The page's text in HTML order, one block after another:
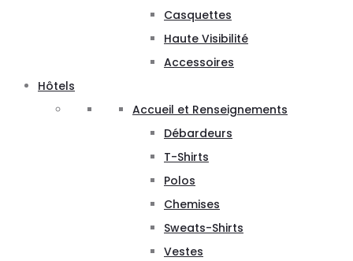
Casquettes
Haute Visibilité
Accessoires
Hôtels
Accueil et Renseignements
Débardeurs
T-Shirts
Polos
Chemises
Sweats-Shirts
Vestes